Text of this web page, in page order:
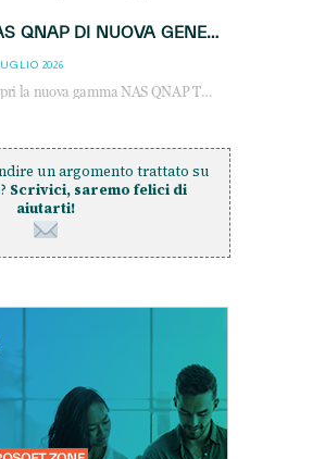
NAS QNAP DI NUOVA GENERAZIONE: PIÙ PRESTAZIONI, SCALABILITÀ E PROTEZIONE DEI DATI PER LE INFRASTRUTTURE IT MODERNE
2026
Scopri la nuova gamma NAS QNAP TS-h1465U-RP, TS-h1065eU e TS-h665U: storage aziendale con ZFS, DDR5, E1.S NVMe e connettività 2.5GbE per backup, virtualizzazione e cybersecurity.
un argomento trattato su
Scrivici, saremo felici di
aiutarti!